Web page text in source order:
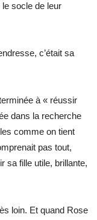
le socle de leur
c’était sa
à « réussir
dans la recherche
comme on tient
pas tout,
sa fille utile, brillante,
loin. Et quand Rose